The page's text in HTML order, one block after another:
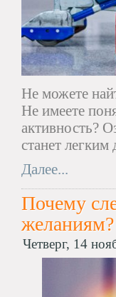
Не можете
Не имеете
активность?
станет
Далее...
Почему
желаниям?
Четверг, 14